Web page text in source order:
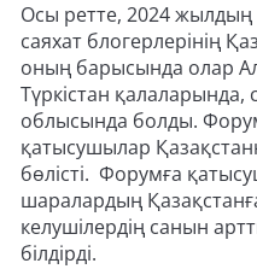
Осы ретте, 2024 жылдың
саяхат блогерлерінің
оның барысында олар
Түркістан
облысында болды.
қатысушылар
бөлісті. Форумға
шаралардың
келушілердің санын
білдірді.